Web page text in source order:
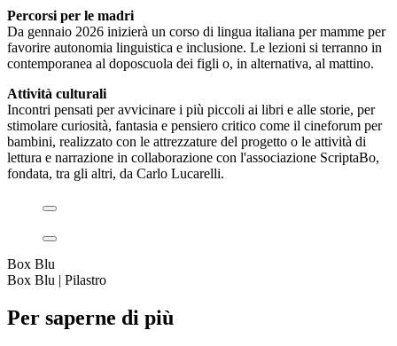
Percorsi per le madri
Da gennaio 2026 inizierà un corso di lingua italiana per mamme per
favorire autonomia linguistica e inclusione. Le lezioni si terranno in
contemporanea al doposcuola dei figli o, in alternativa, al mattino.
Attività culturali
Incontri pensati per avvicinare i più piccoli ai libri e alle storie, per
stimolare curiosità, fantasia e pensiero critico come il cineforum per
bambini, realizzato con le attrezzature del progetto o le attività di
lettura e narrazione in collaborazione con l'associazione ScriptaBo,
fondata, tra gli altri, da Carlo Lucarelli.
Box Blu
Box Blu | Pilastro
Per saperne di più